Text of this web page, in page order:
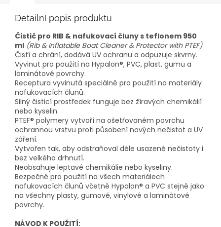
Detailní popis produktu
Čistič pro RIB & nafukovací čluny s teflonem 950
ml (Rib & Inflatable Boat Cleaner & Protector with PTEF)
Čistí a chrání, dodává UV ochranu a odpuzuje skvrny.
Vyvinut pro použití na Hypalon®, PVC, plast, gumu a
laminátové povrchy.
Receptura vyvinutá speciálně pro použití na materiály
nafukovacích člunů.
Silný čisticí prostředek funguje bez žíravých chemikálií
nebo kyselin.
PTEF® polymery vytvoří na ošetřovaném povrchu
ochrannou vrstvu proti působení nových nečistot a UV
záření.
Vytvořen tak, aby odstraňoval déle usazené nečistoty i
bez velkého drhnutí.
Neobsahuje leptavé chemikálie nebo kyseliny.
Bezpečné pro použití na všech materiálech
nafukovacích člunů včetně Hypalon® a PVC stejně jako
na všechny plasty, gumové, vinylové a laminátové
povrchy.
NÁVOD K POUŽITÍ: